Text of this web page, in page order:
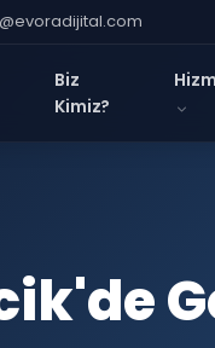
Biz
Kimiz?